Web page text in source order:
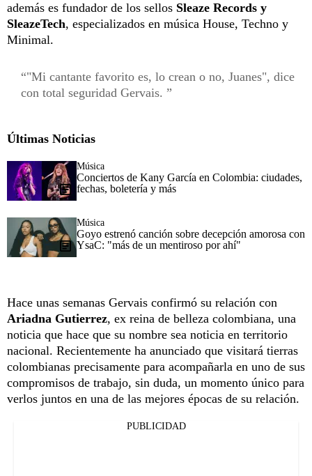
además es fundador de los sellos Sleaze Records y
SleazeTech, especializados en música House, Techno y
Minimal.
"Mi cantante favorito es, lo crean o no, Juanes", dice
con total seguridad Gervais.
Últimas Noticias
Música
Conciertos de Kany García en Colombia: ciudades,
fechas, boletería y más
Música
Goyo estrenó canción sobre decepción amorosa con
YsaC: "más de un mentiroso por ahí"
Hace unas semanas Gervais confirmó su relación con
Ariadna Gutierrez, ex reina de belleza colombiana, una
noticia que hace que su nombre sea noticia en territorio
nacional. Recientemente ha anunciado que visitará tierras
colombianas precisamente para acompañarla en uno de sus
compromisos de trabajo, sin duda, un momento único para
verlos juntos en una de las mejores épocas de su relación.
PUBLICIDAD